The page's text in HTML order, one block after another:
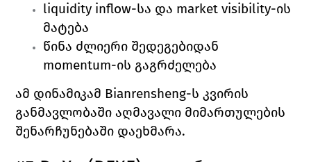
liquidity inflow-სა და market visibility-ის
მატება
წინა ძლიერი შედეგებიდან
momentum-ის გაგრძელება
ამ დინამიკამ Bianrensheng-ს კვირის
განმავლობაში აღმავალი მიმართულების
შენარჩუნებაში დაეხმარა.